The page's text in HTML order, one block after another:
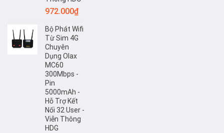
972.000₫
Bộ Phát Wifi
Từ Sim 4G
Chuyên
Dụng Olax
MC60
300Mbps -
Pin
5000mAh -
Hỗ Trợ Kết
Nối 32 User -
Viễn Thông
HDG